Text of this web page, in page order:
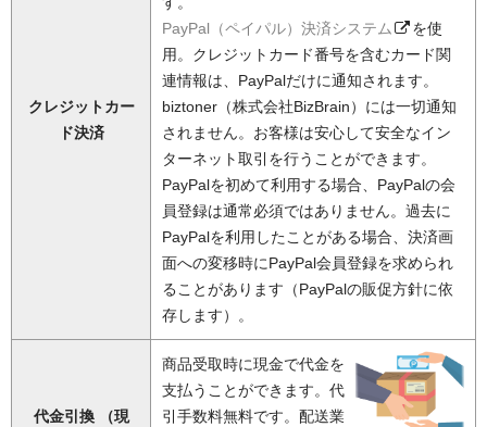
クレジットカー
ド決済
PayPal（ペイパル）決済システム
を使
用。クレジットカード番号を含むカード関
連情報は、PayPalだけに通知されます。
biztoner（株式会社BizBrain）には一切通知
されません。お客様は安心して安全なイン
ターネット取引を行うことができます。
PayPalを初めて利用する場合、PayPalの会
員登録は通常必須ではありません。過去に
PayPalを利用したことがある場合、決済画
面への変移時にPayPal会員登録を求められ
ることがあります（PayPalの販促方針に依
存します）。
代金引換 （現
商品受取時に現金で代金を
支払うことができます。代
引手数料無料です。配送業